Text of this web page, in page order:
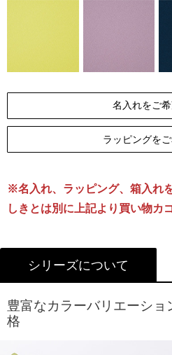
名入れをご
ラッピングを
リボン包装
[無料]
のし包
[無料]
※名入れ、ラッピング、箱入れ
しきとは別に上記より買い物カ
シリーズについて
豊富なカラーバリエーショ
格